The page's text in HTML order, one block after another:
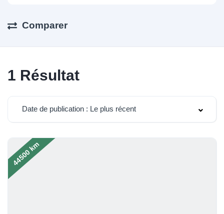
Comparer
1 Résultat
Date de publication : Le plus récent
44500 km